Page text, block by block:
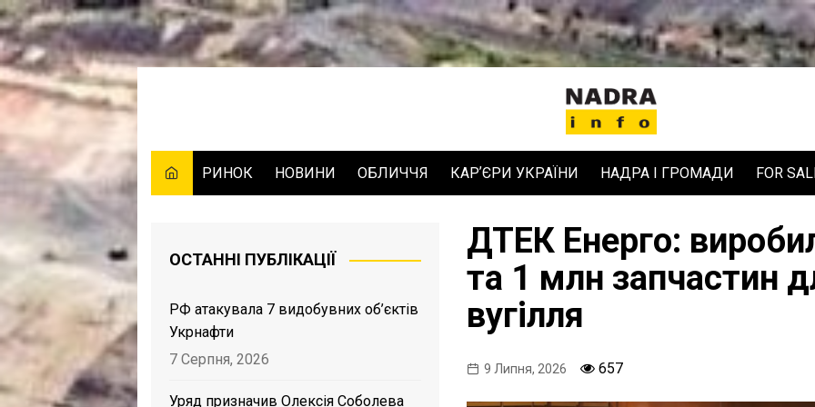
Skip
to
РИНОК НОВИНИ ОБЛИЧЧЯ КАРʼЄРИ УКРАЇНИ НАДРА І ГРОМАДИ FOR
ДТЕК Енерго:
та 1 млн запчастин
вугілля
9 Липня, 2026 657
ОСТАННІ ПУБЛІКАЦІЇ
РФ атакувала 7 видобувних об’єктів
Укрнафти
7 Серпня, 2026
Уряд призначив Олексія Соболева